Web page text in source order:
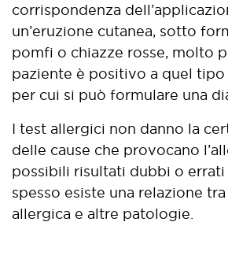
corrispondenza
un’eruzione cutanea, sotto
pomfi o chiazze rosse, molto
paziente è positivo a quel tipo
per cui si può formulare una
I test allergici non danno la
delle cause che provocano
possibili risultati dubbi o
spesso esiste una relazione
allergica e altre patologie.